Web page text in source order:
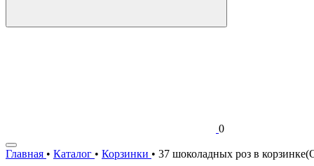
0
Главная • Каталог • Корзинки • 37 шоколадных роз в